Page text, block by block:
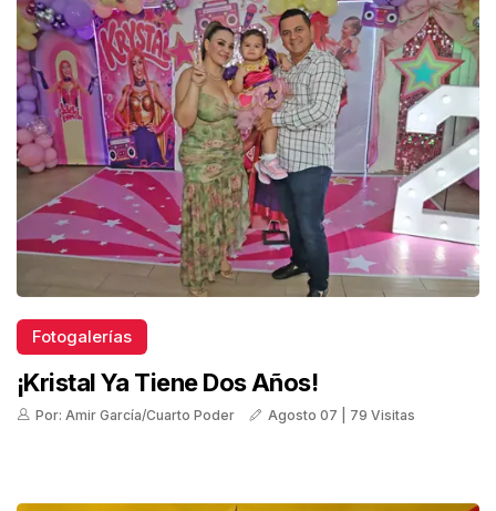
Fotogalerías
¡Kristal Ya Tiene Dos Años!
Por: Amir García/Cuarto Poder Agosto 07 | 79 Visitas